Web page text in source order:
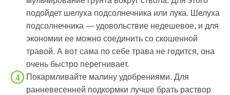
подойдет шелуха подсолнечника или лука. Шелуха
подсолнечника — удовольствие недешевое, и для
экономии ее можно соединить со скошенной
травой. А вот сама по себе трава не годится, она
очень быстро перегнивает.
Покармливайте малину удобрениями. Для
ранневесенней подкормки лучше брать раствор